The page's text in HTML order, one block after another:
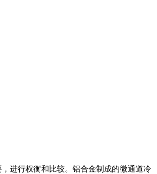
进行权衡和比较。铝合金制成的微通道冷